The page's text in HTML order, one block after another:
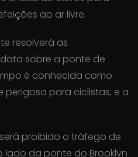
ao ar livre.
resolverá as
sobre a ponte de
é conhecida como
para ciclistas, e a
proibido o tráfego de
lado da ponte do Brooklyn